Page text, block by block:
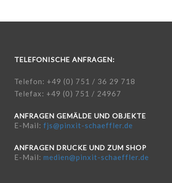
TELEFONISCHE ANFRAGEN:
Telefon: +49 (0) 751 / 36 29 718
Telefax: +49 (0) 751 / 24967
ANFRAGEN GEMÄLDE UND OBJEKTE
E-Mail: fjs@pinxit-schaeffler.de
ANFRAGEN DRUCKE UND ZUM SHOP
E-Mail: medien@pinxit-schaeffler.de